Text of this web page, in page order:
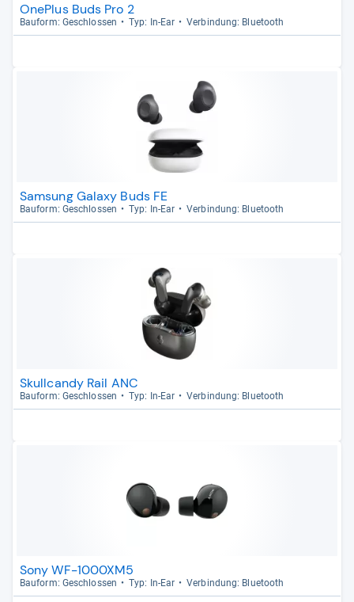
OnePlus Buds Pro 2
Bau­form: Geschlos­sen Typ: In-​Ear Ver­bin­dung: Blue­tooth
Samsung Galaxy Buds FE
Bau­form: Geschlos­sen Typ: In-​Ear Ver­bin­dung: Blue­tooth
Skullcandy Rail ANC
Bau­form: Geschlos­sen Typ: In-​Ear Ver­bin­dung: Blue­tooth
Sony WF-1000XM5
Bau­form: Geschlos­sen Typ: In-​Ear Ver­bin­dung: Blue­tooth